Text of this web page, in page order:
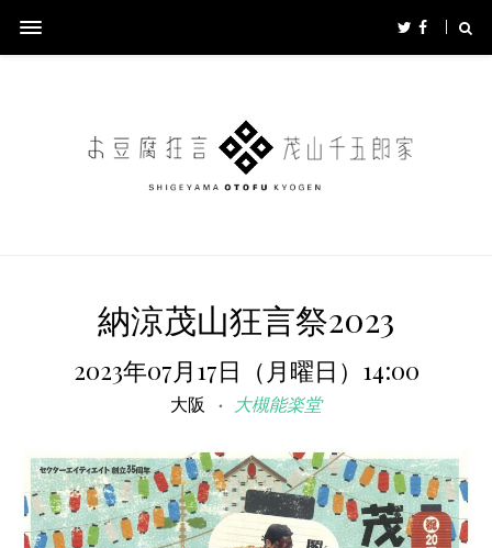
納涼茂山狂言祭2023
2023年07月17日（月曜日）14:00
大阪 大槻能楽堂